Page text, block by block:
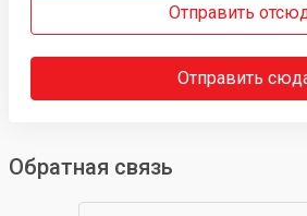
Отправить
Отправить
Обратная связь